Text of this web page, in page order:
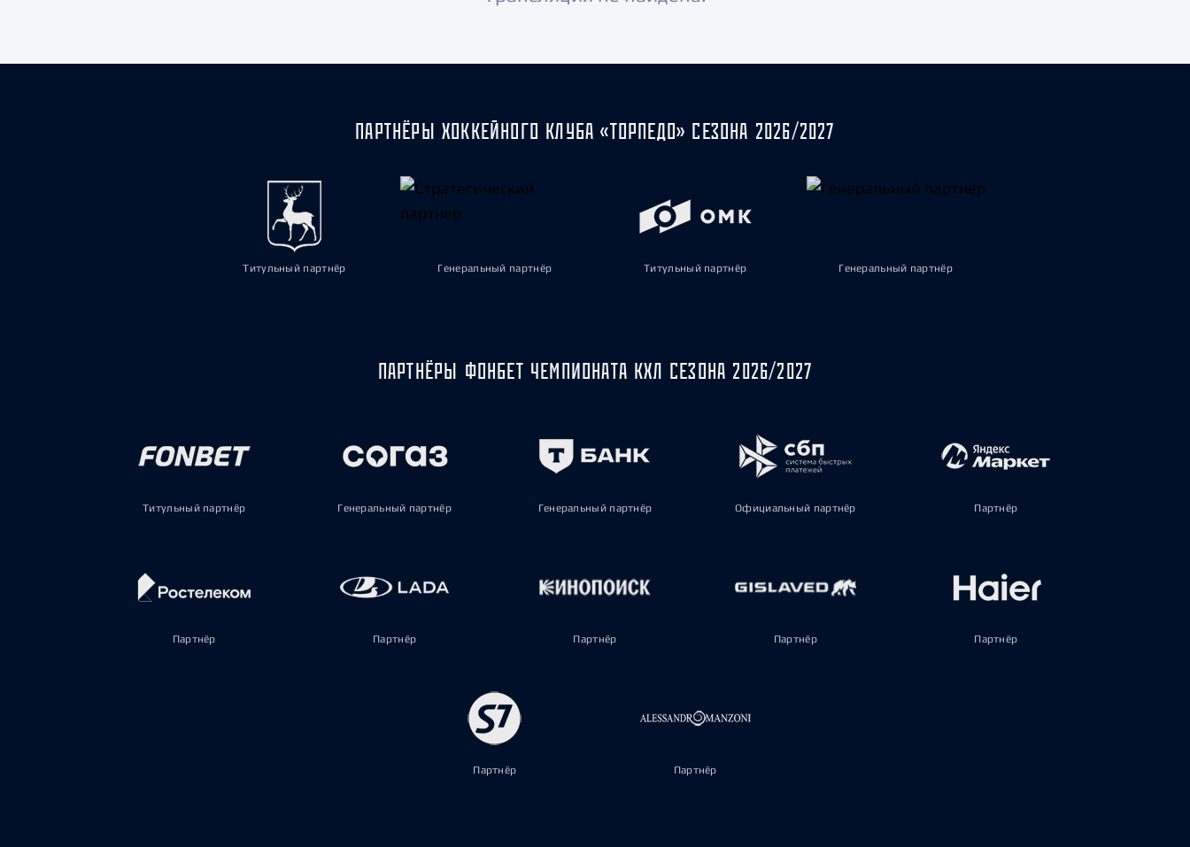
ЦСКА Салават Юлаев
ПАРТНЁРЫ ХОККЕЙНОГО КЛУБА «ТОРПЕДО» СЕЗОНА 2026/2027
Титульный партнёр Генеральный партнёр Титульный партнёр Генеральный партнёр
ПАРТНЁРЫ ФОНБЕТ ЧЕМПИОНАТА КХЛ СЕЗОНА 2026/2027
Титульный партнёр Генеральный партнёр Генеральный партнёр Официальный партнёр Партнёр
Партнёр Партнёр Партнёр Партнёр Партнёр
Партнёр Партнёр